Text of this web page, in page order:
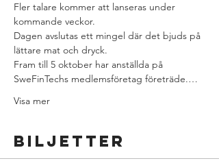
Fler talare kommer att lanseras under
kommande veckor.
Dagen avslutas ett mingel där det bjuds på
lättare mat och dryck.
Fram till 5 oktober har anställda på
SweFinTechs medlemsföretag företräde.…
Visa mer
Biljetter